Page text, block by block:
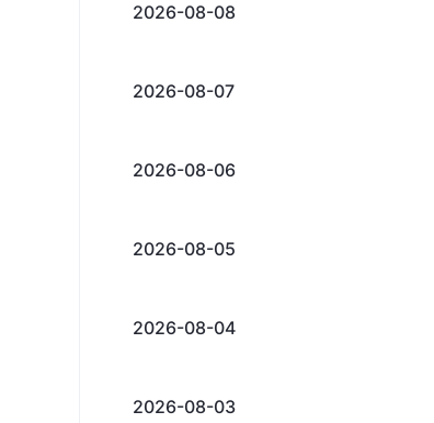
2026-08-08
2026-08-07
2026-08-06
2026-08-05
2026-08-04
2026-08-03